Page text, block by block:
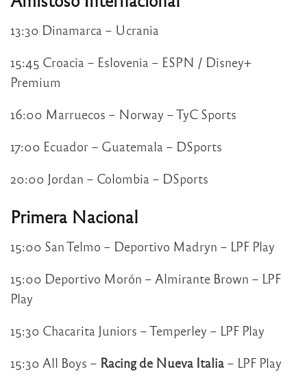
13:30 Dinamarca – Ucrania
15:45 Croacia – Eslovenia – ESPN / Disney+
Premium
16:00 Marruecos – Norway – TyC Sports
17:00 Ecuador – Guatemala – DSports
20:00 Jordan – Colombia – DSports
Primera Nacional
15:00 San Telmo – Deportivo Madryn – LPF Play
15:00 Deportivo Morón – Almirante Brown – LPF
Play
15:30 Chacarita Juniors – Temperley – LPF Play
15:30 All Boys – Racing de Nueva Italia – LPF Play